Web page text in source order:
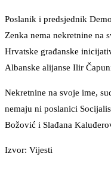
Poslanik i predsjednik
Zenka nema nekretnine na
Hrvatske građanske
Albanske alijanse Ilir
Nekretnine na svoje ime,
nemaju ni poslanici
Božović i Slađana
Izvor: Vijesti